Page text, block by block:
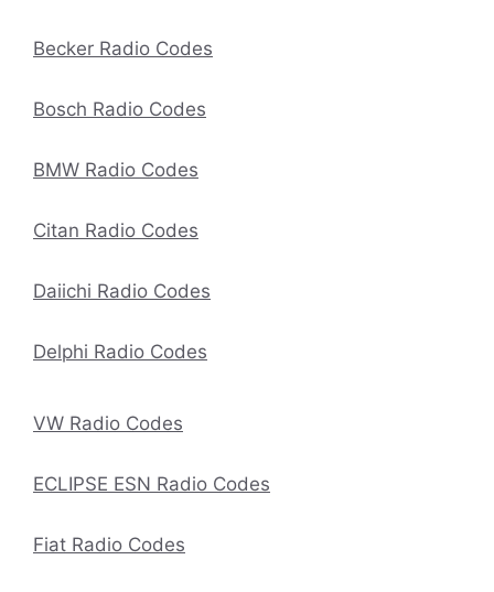
Becker Radio Codes
Bosch Radio Codes
BMW Radio Codes
Citan Radio Codes
Daiichi Radio Codes
Delphi Radio Codes
VW Radio Codes
ECLIPSE ESN Radio Codes
Fiat Radio Codes